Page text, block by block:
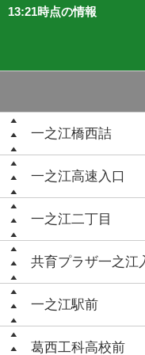
13:21時点の情報
一之江橋西詰
一之江高速入口
一之江二丁目
共育プラザ一之江
一之江駅前
葛西工科高校前